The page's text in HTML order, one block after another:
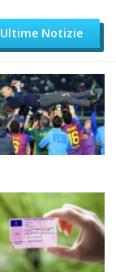
Ultime Notizie